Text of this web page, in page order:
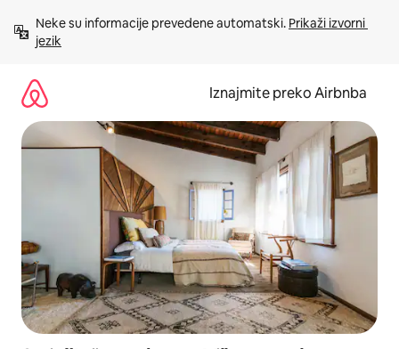
sadržaj
Neke su informacije prevedene automatski. Prikaži izvorni
jezik
Iznajmite preko Airbnba